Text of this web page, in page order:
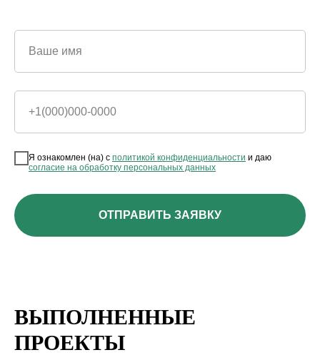
Ваше имя
+1(000)000-0000
Я ознакомлен (на) с политикой конфиденциальности и даю
согласие на обработку персональных данных
ОТПРАВИТЬ ЗАЯВКУ
ВЫПОЛНЕННЫЕ
ПРОЕКТЫ